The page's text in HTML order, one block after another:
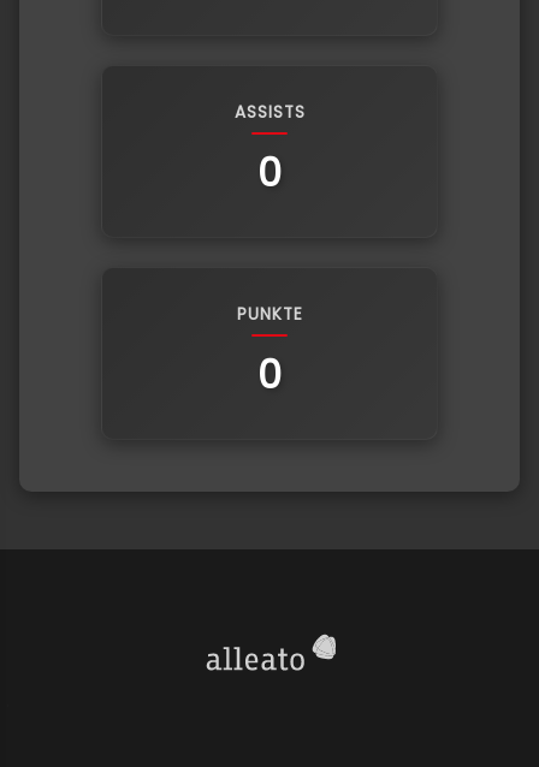
ASSISTS
0
PUNKTE
0